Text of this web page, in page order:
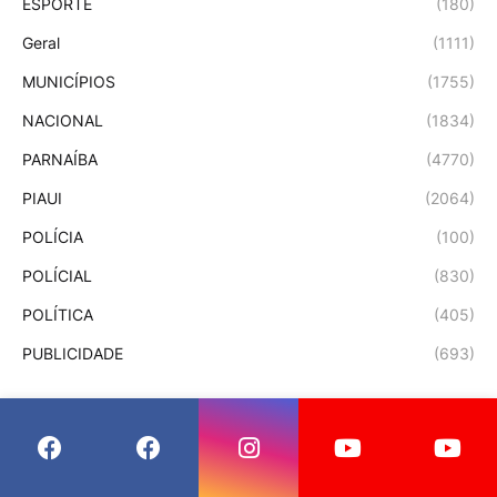
ESPORTE (180)
Geral (1111)
MUNICÍPIOS (1755)
NACIONAL (1834)
PARNAÍBA (4770)
PIAUI (2064)
POLÍCIA (100)
POLÍCIAL (830)
POLÍTICA (405)
PUBLICIDADE (693)